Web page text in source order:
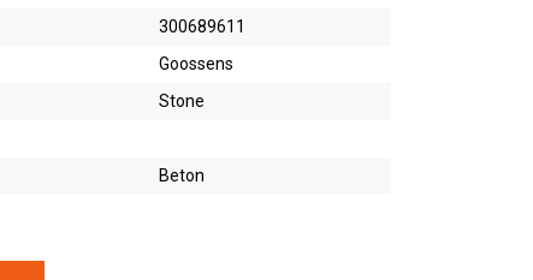
300689611
Goossens
Stone
Beton